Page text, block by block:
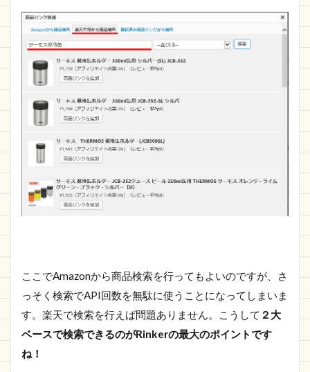
ここでAmazonから商品検索を行ってもよいのですが、さ
っそく検索でAPI回数を無駄に使うことになってしまいま
す。楽天で検索を行えば問題ありません。こうして ２大
ベースで検索できるのがRinkerの最大のポイントです
ね！